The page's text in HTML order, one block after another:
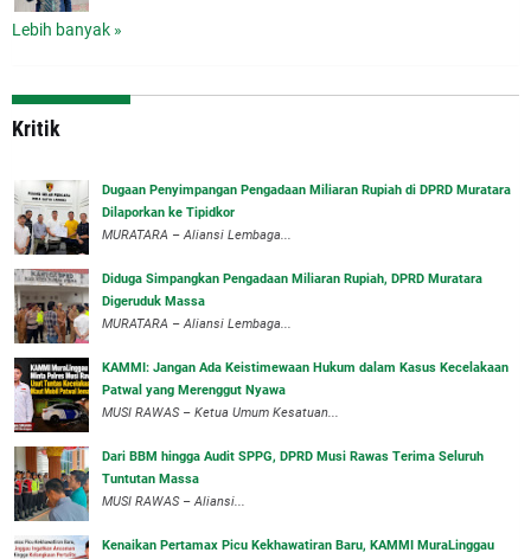
Lebih banyak »
Kritik
‎Dugaan Penyimpangan Pengadaan Miliaran Rupiah di DPRD Muratara
Dilaporkan ke Tipidkor
‎MURATARA – Aliansi Lembaga...
Diduga Simpangkan Pengadaan Miliaran Rupiah, DPRD Muratara
Digeruduk Massa
‎MURATARA – Aliansi Lembaga...
‎KAMMI: Jangan Ada Keistimewaan Hukum dalam Kasus Kecelakaan
Patwal yang Merenggut Nyawa
‎MUSI RAWAS – Ketua Umum Kesatuan...
Dari BBM hingga Audit SPPG, DPRD Musi Rawas Terima Seluruh
Tuntutan Massa
MUSI RAWAS – Aliansi...
‎Kenaikan Pertamax Picu Kekhawatiran Baru, KAMMI MuraLinggau